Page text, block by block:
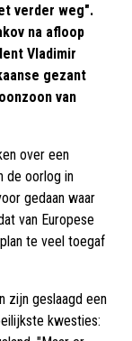
verder weg".
na afloop
Vladimir
gezant
van
over een
de oorlog in
gedaan waar
van Europese
te veel toegaf
zijn geslaagd een
kwesties: